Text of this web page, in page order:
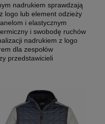
nadrukiem sprawdzają
logo lub element odzieży
i elastycznym
i swobodę ruchów
nadrukiem z logo
dla zespołów
przedstawicieli